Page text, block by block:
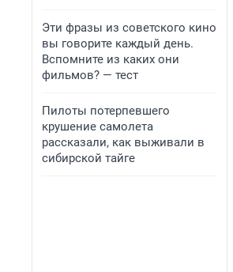
Эти фразы из советского кино
вы говорите каждый день.
Вспомните из каких они
фильмов? — тест
Пилоты потерпевшего
крушение самолета
рассказали, как выживали в
сибирской тайге